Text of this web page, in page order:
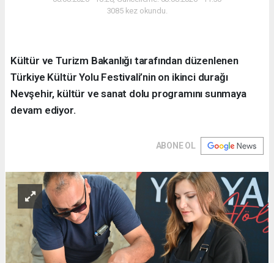
3085 kez okundu.
Kültür ve Turizm Bakanlığı tarafından düzenlenen
Türkiye Kültür Yolu Festivali’nin on ikinci durağı
Nevşehir, kültür ve sanat dolu programını sunmaya
devam ediyor.
ABONE OL